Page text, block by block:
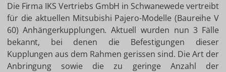
Die Firma IKS Vertriebs GmbH in Schwanewede vertreibt
für die aktuellen Mitsubishi Pajero-Modelle (Baureihe V
60) Anhängerkupplungen. Aktuell wurden nun 3 Fälle
bekannt, bei denen die Befestigungen dieser
Kupplungen aus dem Rahmen gerissen sind. Die Art der
Anbringung sowie die zu geringe Anzahl der